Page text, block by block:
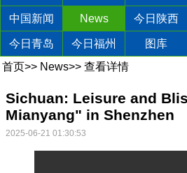
中国新闻 News 今日陕西
今日青岛 今日福州 图库
首页>> News>> 查看详情
Sichuan: Leisure and
Mianyang" in Shenzhen
2025-06-21 01:30:53